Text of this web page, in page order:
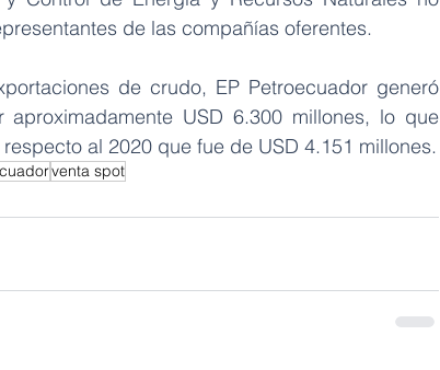
de las compañías oferentes.
de crudo, EP Petroecuador generó
USD 6.300 millones, lo que
al 2020 que fue de USD 4.151 millones.
venta spot